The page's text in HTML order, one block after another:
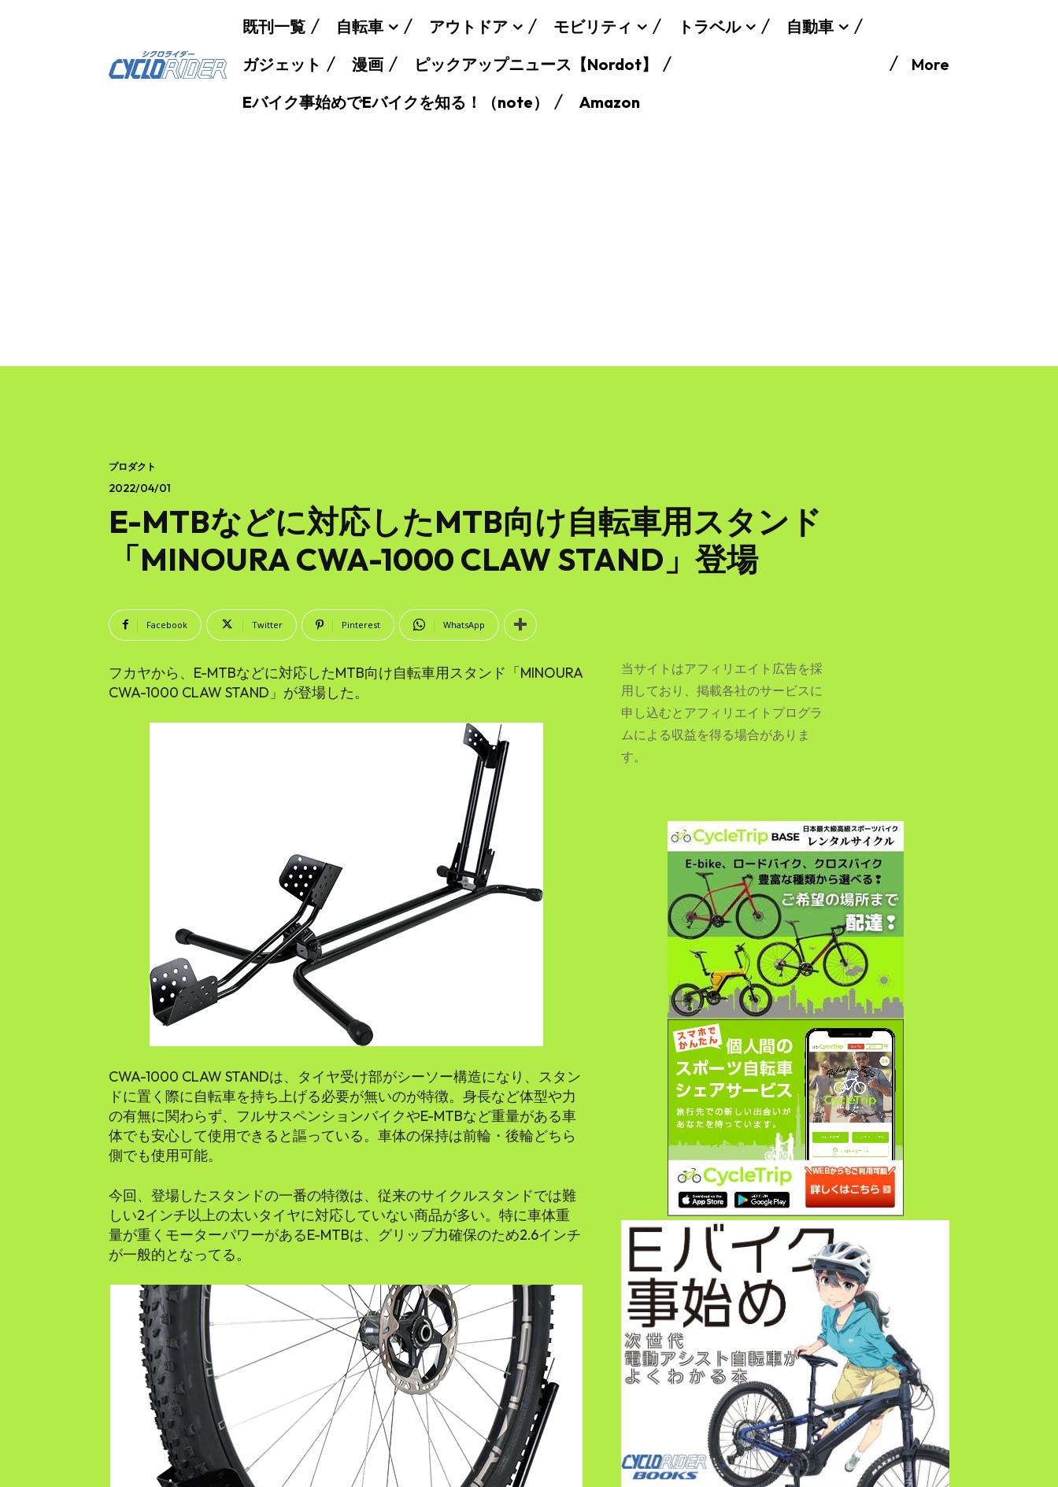
既刊一覧 自転車 アウトドア モビリティ トラベル
自動車
ガジェット
漫画
ピックアップニュース【Nordot】
Eバイク事始めでEバイクを知る！（note）
Amazon
More
プロダクト
2022/04/01
E-MTBなどに対応したMTB向け自転車用スタンド
「MINOURA CWA-1000 CLAW STAND」登場
Facebook Twitter Pinterest WhatsApp
フカヤから、E-MTBなどに対応したMTB向け自転車用スタンド「MINOURA
CWA-1000 CLAW STAND」が登場した。
CWA-1000 CLAW STANDは、タイヤ受け部がシーソー構造になり、スタン
ドに置く際に自転車を持ち上げる必要が無いのが特徴。身長など体型や力
の有無に関わらず、フルサスペンションバイクやE-MTBなど重量がある車
体でも安心して使用できると謳っている。車体の保持は前輪・後輪どちら
側でも使用可能。
今回、登場したスタンドの一番の特徴は、従来のサイクルスタンドでは難
しい2インチ以上の太いタイヤに対応していない商品が多い。特に車体重
量が重くモーターパワーがあるE-MTBは、グリップ力確保のため2.6インチ
が一般的となってる。
当サイトはアフィリエイト広告を採
用しており、掲載各社のサービスに
申し込むとアフィリエイトプログラ
ムによる収益を得る場合がありま
す。